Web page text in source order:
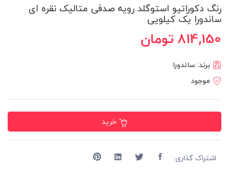
رنگ دکوراتیو استوگلد رویه صدفی متالیک نقره ای
ساندورا یک کیلویی
814,150 تومان
برند: ساندورا
موجود
خرید
اشتراک گذاری: